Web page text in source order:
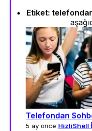
Etiket:
Telefondan
5 ay önce HizliShell